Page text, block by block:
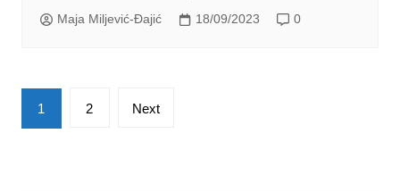
Maja Miljević-Đajić 18/09/2023 0
Posts
pagination
1 2 Next